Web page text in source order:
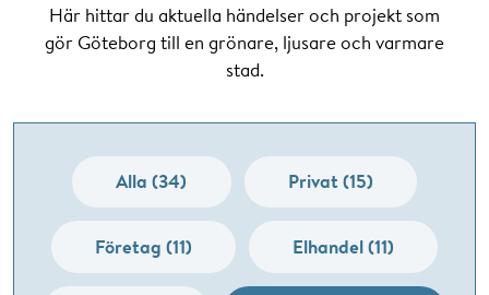
Här hittar du aktuella händelser och projekt som
gör Göteborg till en grönare, ljusare och varmare
stad.
Alla (34) Privat (15)
Företag (11) Elhandel (11)